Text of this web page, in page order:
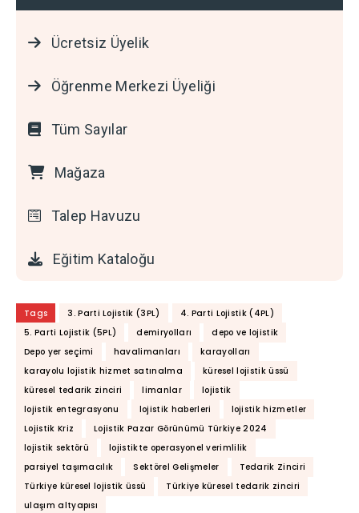
Ücretsiz Üyelik
Öğrenme Merkezi Üyeliği
Tüm Sayılar
Mağaza
Talep Havuzu
Eğitim Kataloğu
Tags 3. Parti Lojistik (3PL)
4. Parti Lojistik (4PL)
5. Parti Lojistik (5PL)
demiryolları
depo ve lojistik
Depo yer seçimi
havalimanları
karayolları
karayolu lojistik hizmet satınalma
küresel lojistik üssü
küresel tedarik zinciri
limanlar
lojistik
lojistik entegrasyonu
lojistik haberleri
lojistik hizmetler
Lojistik Kriz
Lojistik Pazar Görünümü Türkiye 2024
lojistik sektörü
lojistikte operasyonel verimlilik
parsiyel taşımacılık
Sektörel Gelişmeler
Tedarik Zinciri
Türkiye küresel lojistik üssü
Türkiye küresel tedarik zinciri
ulaşım altyapısı